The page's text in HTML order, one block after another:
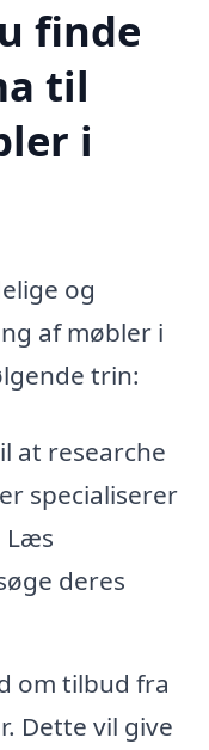
finde
til
i
og
af møbler i
trin:
at researche
specialiserer
Læs
deres
om tilbud fra
Dette vil give